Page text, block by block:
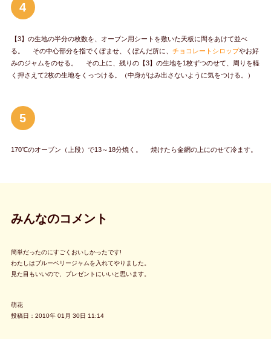
4
【3】の生地の半分の枚数を、オーブン用シートを敷いた天板に間をあけて並べ
る。 その中心部分を指でくぼませ、くぼんだ所に、 チョコレートシロップやお好
みのジャムをのせる。 その上に、残りの【3】の生地を1枚ずつのせて、周りを軽
く押さえて2枚の生地をくっつける。（中身がはみ出さないように気をつける。）
5
170℃のオーブン（上段）で13～18分焼く。 焼けたら金網の上にのせて冷ます。
みんなのコメント
簡単だったのにすごくおいしかったです!
わたしはブルーベリージャムを入れてやりました。
見た目もいいので、プレゼントにいいと思います。
萌花
投稿日：2010年 01月 30日 11:14